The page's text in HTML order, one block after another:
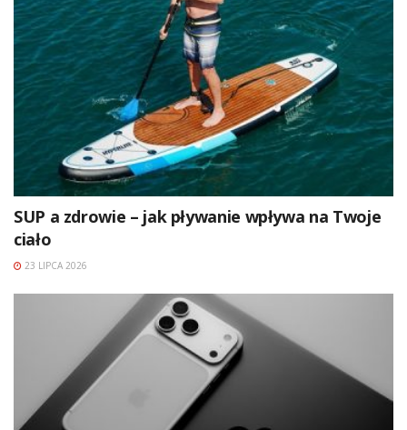
SUP a zdrowie – jak pływanie wpływa na Twoje
ciało
23 LIPCA 2026